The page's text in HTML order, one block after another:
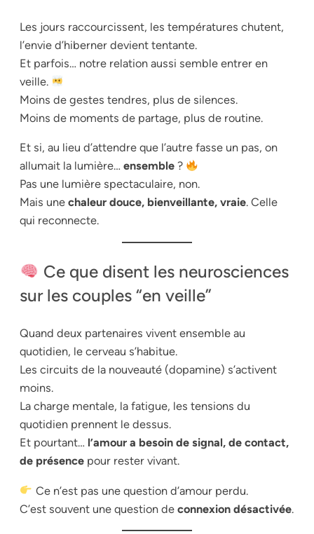
Les jours raccourcissent, les températures chutent,
l’envie d’hiberner devient tentante.
Et parfois… notre relation aussi semble entrer en
veille.
Moins de gestes tendres, plus de silences.
Moins de moments de partage, plus de routine.
Et si, au lieu d’attendre que l’autre fasse un pas, on
allumait la lumière… ensemble ?
Pas une lumière spectaculaire, non.
Mais une chaleur douce, bienveillante, vraie. Celle
qui reconnecte.
Ce que disent les neurosciences
sur les couples “en veille”
Quand deux partenaires vivent ensemble au
quotidien, le cerveau s’habitue.
Les circuits de la nouveauté (dopamine) s’activent
moins.
La charge mentale, la fatigue, les tensions du
quotidien prennent le dessus.
Et pourtant… l’amour a besoin de signal, de contact,
de présence pour rester vivant.
Ce n’est pas une question d’amour perdu.
C’est souvent une question de connexion désactivée.